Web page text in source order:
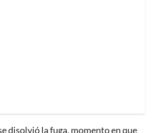
disolvió la fuga, momento en que